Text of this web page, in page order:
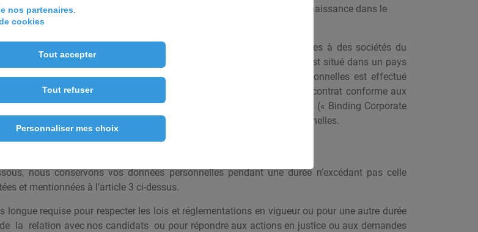
aux personnes, en nombre limité, qui ont besoin d’en avoir connaissance dans le
personnelles sont également susceptibles d’être communiquées à des sociétés du
de l’Espace Économique Européen. Dans ce cas, et si le destinataire est situé dans un pays
de la Commission européenne, le transfert de vos données personnelles est effectué
place de l’un ou l’autre des dispositifs suivants : (i) signature d’un contrat conforme aux
(ii) mise en place de règles internes d’entreprise contraignantes (« Binding Corporate
applicable en matière de protection des données personnelles.
nous conservons vos données personnelles pendant une durée n’excédant pas celle
et mentionnées à l’article 3 ci-dessus.
requise pour respecter les lois et réglementations en vigueur ou pour une autre durée
la relation avec nos candidats ou pour répondre aux actions en justice ou aux demandes
nos partenaires
cookies
Tout accepter
Tout refuser
Personnaliser mes choix